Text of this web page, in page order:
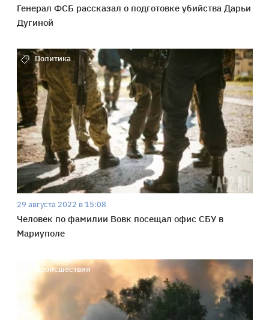
Генерал ФСБ рассказал о подготовке убийства Дарьи
Дугиной
Политика
29 августа 2022 в 15:08
Человек по фамилии Вовк посещал офис СБУ в
Мариуполе
Происшествия